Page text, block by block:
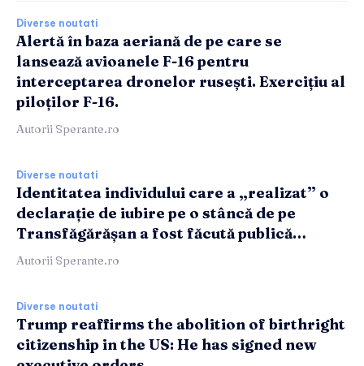
Diverse noutati
Alertă în baza aeriană de pe care se
lansează avioanele F-16 pentru
interceptarea dronelor rusești. Exercițiu al
piloților F-16.
Autorii Sperante.ro
Diverse noutati
Identitatea individului care a „realizat” o
declarație de iubire pe o stâncă de pe
Transfăgărășan a fost făcută publică…
Autorii Sperante.ro
Diverse noutati
Trump reaffirms the abolition of birthright
citizenship in the US: He has signed new